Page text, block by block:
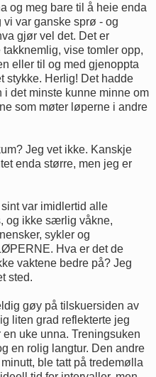
og meg bare til å heie enda
vi var ganske sprø - og
gjør vel det. Det er
vise tomler opp,
eller til og med gjenoppta
stykke. Herlig! Det hadde
det minste kunne minne om
som møter løperne i andre
Jeg vet ikke. Kanskje
enda større, men jeg er
var imidlertid alle
og ikke særlig våkne,
sykler og
Hva er det de
vaktene bedre på? Jeg
sted.
gøy på tilskuersiden av
liten grad reflekterte jeg
uke unna. Treningsuken
en rolig langtur. Den andre
ble tatt på tredemølla